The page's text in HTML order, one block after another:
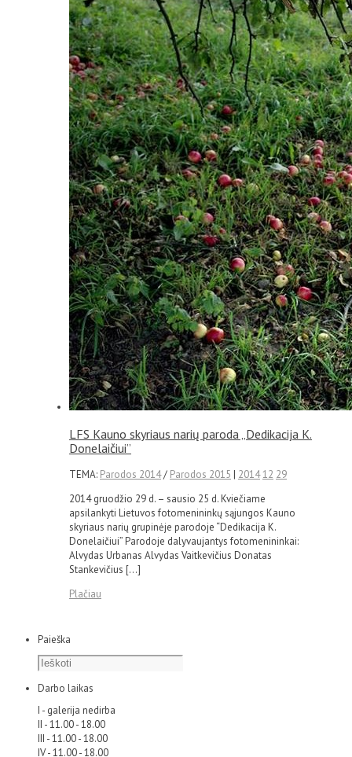
LFS Kauno skyriaus narių paroda „Dedikacija K.
Donelaičiui”
TEMA: Parodos 2014/ Parodos 2015 | 201412 29
2014 gruodžio 29 d. – sausio 25 d. Kviečiame
apsilankyti Lietuvos fotomenininkų sąjungos Kauno
skyriaus narių grupinėje parodoje “Dedikacija K.
Donelaičiui” Parodoje dalyvaujantys fotomenininkai:
Alvydas Urbanas Alvydas Vaitkevičius Donatas
Stankevičius […]
Plačiau
Paieška
Darbo laikas
I - galerija nedirba
II - 11.00 - 18.00
III - 11.00 - 18.00
IV - 11.00 - 18.00